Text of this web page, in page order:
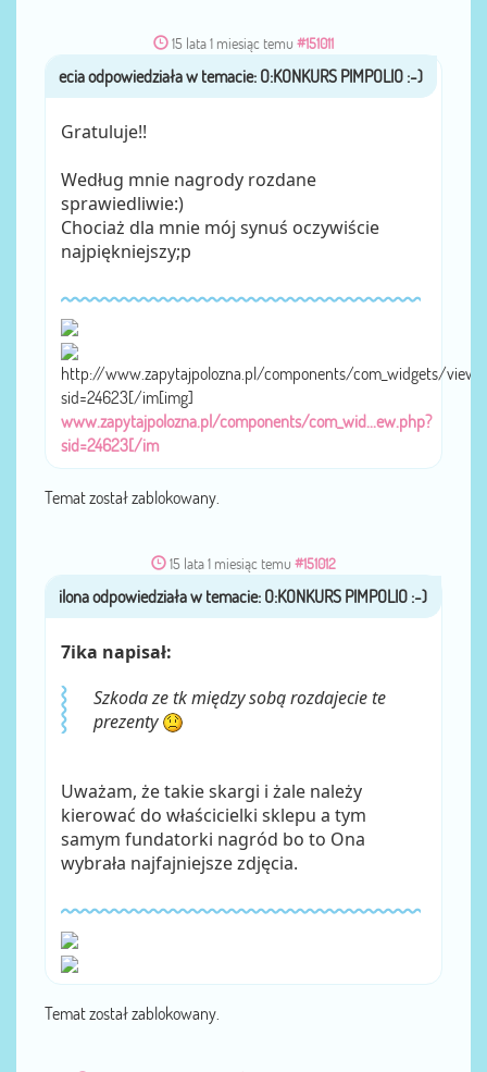
15 lata 1 miesiąc temu #151011
przezecia
Gratuluje!!
Według mnie nagrody rozdane
sprawiedliwie:)
Chociaż dla mnie mój synuś oczywiście
najpiękniejszy;p
http://www.zapytajpolozna.pl/components/com_widgets/
sid=24623[/im[img]
www.zapytajpolozna.pl/components/com_wid...ew.php?
sid=24623[/im
Temat został zablokowany.
15 lata 1 miesiąc temu #151012
7ika napisał:
Szkoda ze tk między sobą rozdajecie te
prezenty
Uważam, że takie skargi i żale należy
kierować do właścicielki sklepu a tym
samym fundatorki nagród bo to Ona
wybrała najfajniejsze zdjęcia.
Temat został zablokowany.